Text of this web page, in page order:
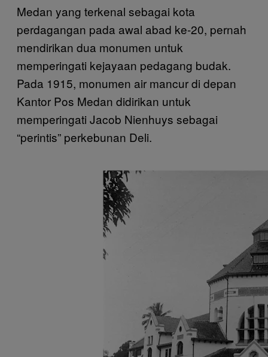
Medan yang terkenal sebagai kota
perdagangan pada awal abad ke-20, pernah
mendirikan dua monumen untuk
memperingati kejayaan pedagang budak.
Pada 1915, monumen air mancur di depan
Kantor Pos Medan didirikan untuk
memperingati Jacob Nienhuys sebagai
“perintis” perkebunan Deli.